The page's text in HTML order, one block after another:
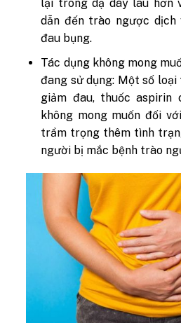
lại trong dạ dày lâu hơn
dẫn đến trào ngược
đau bụng.
Tác dụng không mong
đang sử dụng: Một số
giảm đau, thuốc
không mong muốn đối
trầm trọng thêm tình
người bị mắc bệnh trào